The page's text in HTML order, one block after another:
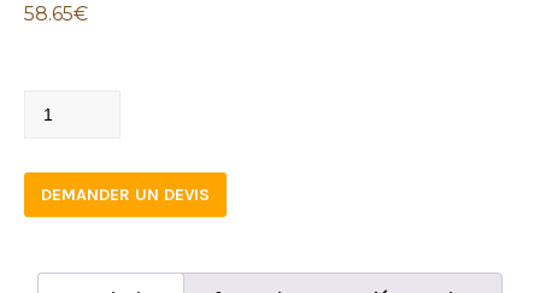
58.65€
PJ1222/18
DEMANDER UN DEVIS